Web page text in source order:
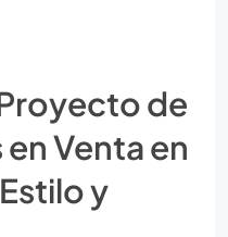
de
Venta en
y